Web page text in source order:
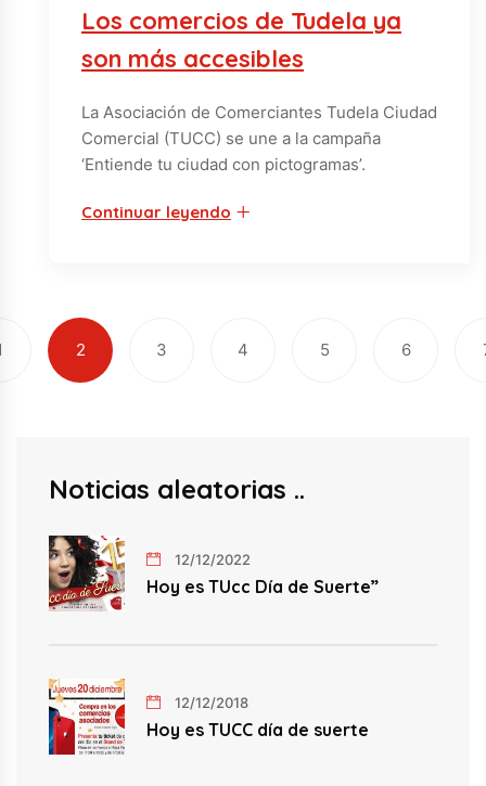
Los comercios de Tudela ya
son más accesibles
La Asociación de Comerciantes Tudela Ciudad
Comercial (TUCC) se une a la campaña
‘Entiende tu ciudad con pictogramas’.
Continuar leyendo
2 3 4 5 6
Noticias aleatorias
12/12/2022
Hoy es TUcc Día de Suerte”
12/12/2018
Hoy es TUCC día de suerte